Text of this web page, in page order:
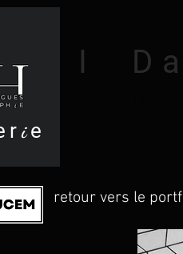
ie
I
retour vers le